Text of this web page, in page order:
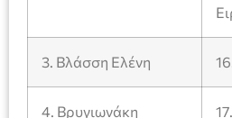
3. Βλάσση Ελένη
4. Βρυγιωνάκη